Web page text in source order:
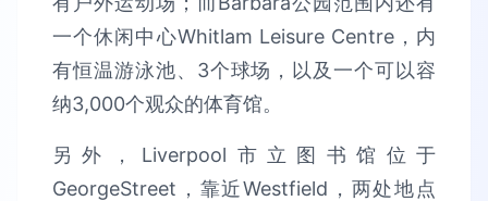
一个休闲中心Whitlam Leisure Centre，内
有恒温游泳池、3个球场，以及一个可以容
纳3,000个观众的体育馆。
另外，Liverpool市立图书馆位于
GeorgeStreet，靠近Westfield，两处地点